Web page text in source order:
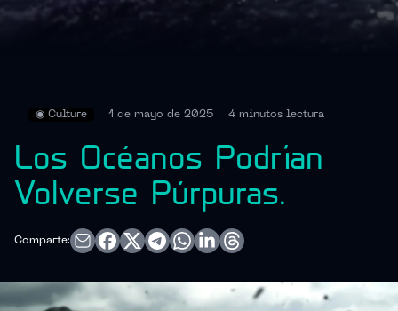
◉ Culture 1 de mayo de 2025 4 minutos lectura
Los Océanos Podrían
Volverse Púrpuras.
Comparte: